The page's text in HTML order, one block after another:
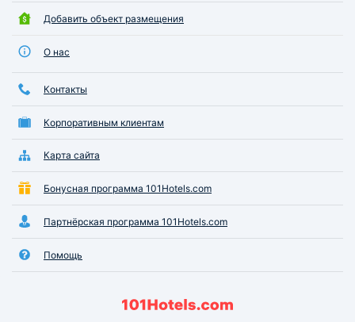
Добавить объект размещения
О нас
Контакты
Корпоративным клиентам
Карта сайта
Бонусная программа 101Hotels.com
Партнёрская программа 101Hotels.com
Помощь